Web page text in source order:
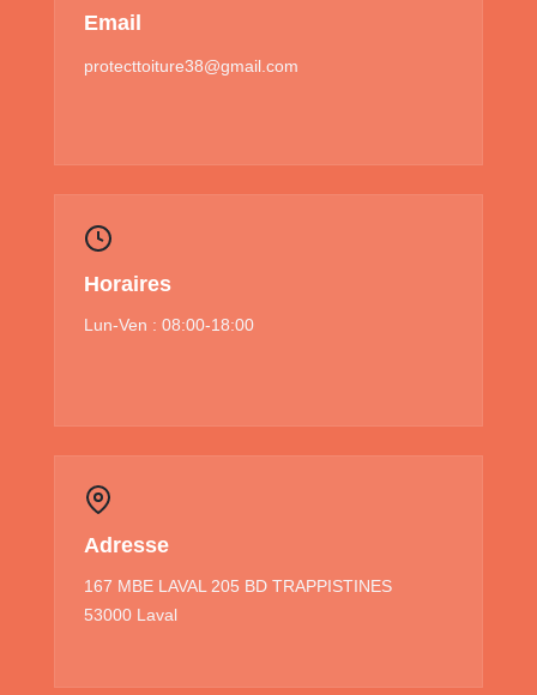
Email
protecttoiture38@gmail.com
Horaires
Lun-Ven : 08:00-18:00
Adresse
167 MBE LAVAL 205 BD TRAPPISTINES
53000 Laval